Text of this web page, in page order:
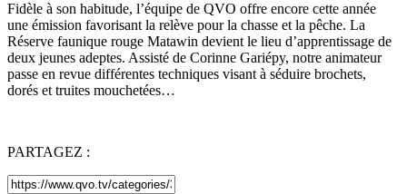
Fidèle à son habitude, l’équipe de QVO offre encore cette année
une émission favorisant la relève pour la chasse et la pêche. La
Réserve faunique rouge Matawin devient le lieu d’apprentissage de
deux jeunes adeptes. Assisté de Corinne Gariépy, notre animateur
passe en revue différentes techniques visant à séduire brochets,
dorés et truites mouchetées…
PARTAGEZ :